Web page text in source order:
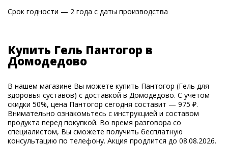
Срок годности — 2 года с даты производства
Купить Гель Пантогор в
Домодедово
В нашем магазине Вы можете купить Пантогор (Гель для
здоровья суставов) с доставкой в Домодедово. С учетом
скидки 50%, цена Пантогор сегодня составит — 975 ₽.
Внимательно ознакомьтесь с инструкцией и составом
продукта перед покупкой. Во время разговора со
специалистом, Вы сможете получить бесплатную
консультацию по телефону. Акция продлится до 08.08.2026.